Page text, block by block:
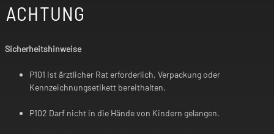
ACHTUNG
Sicherheitshinweise
P101 Ist ärztlicher Rat erforderlich, Verpackung oder
Kennzeichnungsetikett bereithalten.
P102 Darf nicht in die Hände von Kindern gelangen.